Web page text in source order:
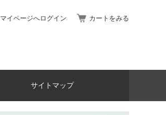
マイページへログイン カートをみる
サイトマップ